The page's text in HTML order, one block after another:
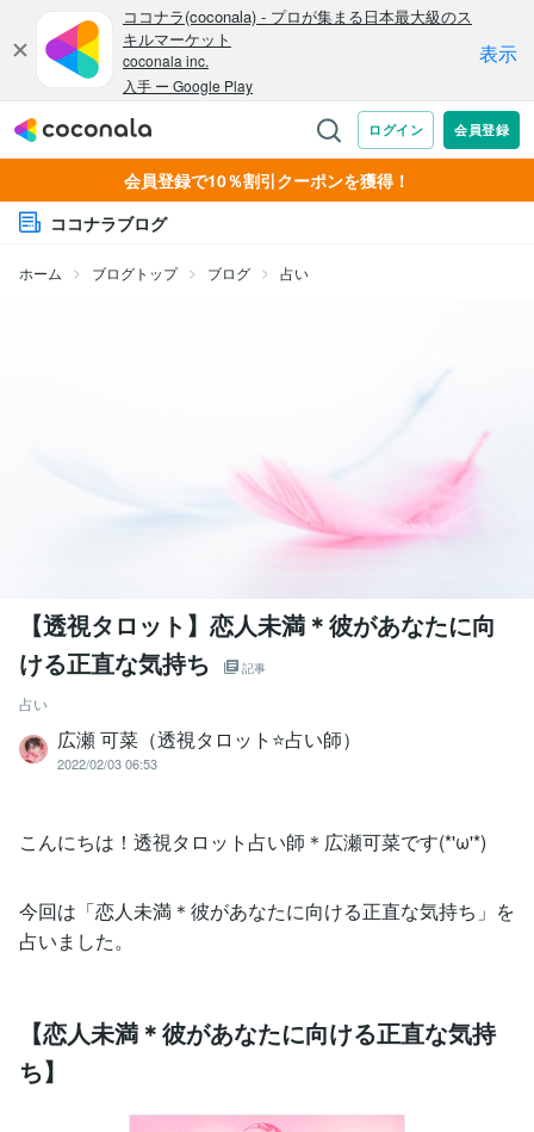
会員登録で10％割引クーポンを獲得！
ココナラブログ
ホーム ブログトップ ブログ 占い
【透視タロット】恋人未満＊彼があなたに向
ける正直な気持ち
記事
占い
広瀬 可菜（透視タロット⭐占い師）
2022/02/03 06:53
こんにちは！透視タロット占い師＊広瀬可菜です(*'ω'*)
今回は「恋人未満＊彼があなたに向ける正直な気持ち」を
占いました。
【恋人未満＊彼があなたに向ける正直な気持
ち】